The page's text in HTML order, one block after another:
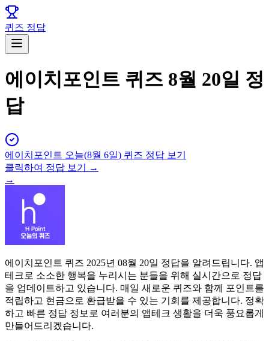
퀴즈 정답
에이치포인트 퀴즈 8월 20일 정
답
에이치포인트 오늘(8월 6일) 퀴즈 정답 보기
클릭하여 정답 보기 →
→
에이치포인트 퀴즈 2025년 08월 20일 정답을 알려드립니다. 앱
테크로 소소한 행복을 누리시는 분들을 위해 실시간으로 정답
을 업데이트하고 있습니다. 매일 새로운 퀴즈와 함께 포인트를
적립하고 현금으로 환급받을 수 있는 기회를 제공합니다. 정확
하고 빠른 정답 정보로 여러분의 앱테크 생활을 더욱 풍요롭게
만들어드리겠습니다.